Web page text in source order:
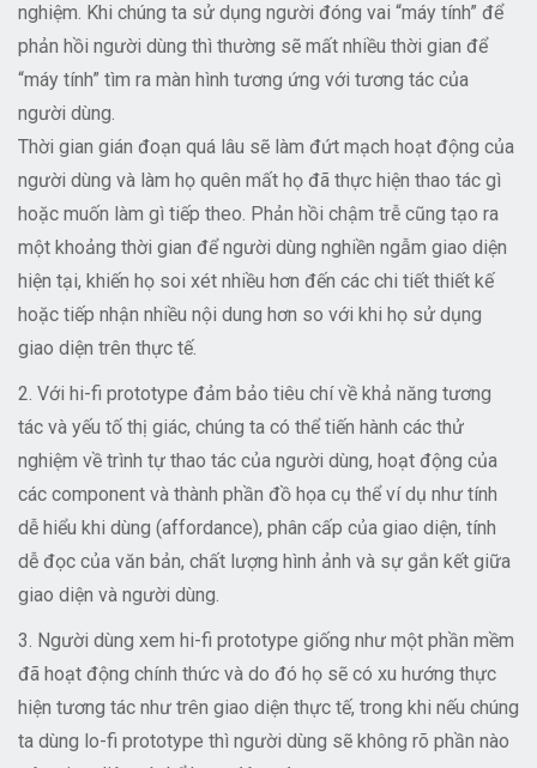
nghiệm. Khi chúng ta sử dụng người đóng vai “máy tính” để
phản hồi người dùng thì thường sẽ mất nhiều thời gian để
“máy tính” tìm ra màn hình tương ứng với tương tác của
người dùng.
Thời gian gián đoạn quá lâu sẽ làm đứt mạch hoạt động của
người dùng và làm họ quên mất họ đã thực hiện thao tác gì
hoặc muốn làm gì tiếp theo. Phản hồi chậm trễ cũng tạo ra
một khoảng thời gian để người dùng nghiền ngẫm giao diện
hiện tại, khiến họ soi xét nhiều hơn đến các chi tiết thiết kế
hoặc tiếp nhận nhiều nội dung hơn so với khi họ sử dụng
giao diện trên thực tế.
2. Với hi-fi prototype đảm bảo tiêu chí về khả năng tương
tác và yếu tố thị giác, chúng ta có thể tiến hành các thử
nghiệm về trình tự thao tác của người dùng, hoạt động của
các component và thành phần đồ họa cụ thể ví dụ như tính
dễ hiểu khi dùng (affordance), phân cấp của giao diện, tính
dễ đọc của văn bản, chất lượng hình ảnh và sự gắn kết giữa
giao diện và người dùng.
3. Người dùng xem hi-fi prototype giống như một phần mềm
đã hoạt động chính thức và do đó họ sẽ có xu hướng thực
hiện tương tác như trên giao diện thực tế, trong khi nếu chúng
ta dùng lo-fi prototype thì người dùng sẽ không rõ phần nào